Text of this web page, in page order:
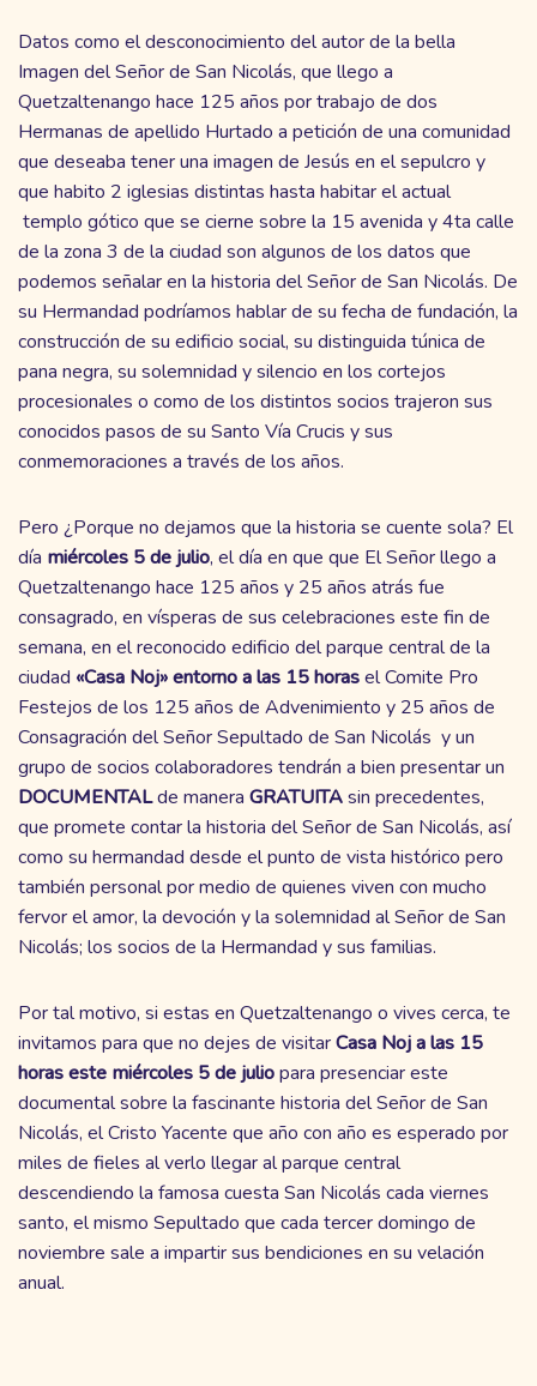
Datos como el desconocimiento del autor de la bella
Imagen del Señor de San Nicolás, que llego a
Quetzaltenango hace 125 años por trabajo de dos
Hermanas de apellido Hurtado a petición de una comunidad
que deseaba tener una imagen de Jesús en el sepulcro y
que habito 2 iglesias distintas hasta habitar el actual
templo gótico que se cierne sobre la 15 avenida y 4ta calle
de la zona 3 de la ciudad son algunos de los datos que
podemos señalar en la historia del Señor de San Nicolás. De
su Hermandad podríamos hablar de su fecha de fundación, la
construcción de su edificio social, su distinguida túnica de
pana negra, su solemnidad y silencio en los cortejos
procesionales o como de los distintos socios trajeron sus
conocidos pasos de su Santo Vía Crucis y sus
conmemoraciones a través de los años.
Pero ¿Porque no dejamos que la historia se cuente sola? El
día miércoles 5 de julio, el día en que que El Señor llego a
Quetzaltenango hace 125 años y 25 años atrás fue
consagrado, en vísperas de sus celebraciones este fin de
semana, en el reconocido edificio del parque central de la
ciudad «Casa Noj» entorno a las 15 horasel Comite Pro
Festejos de los 125 años de Advenimiento y 25 años de
Consagración del Señor Sepultado de San Nicolás y un
grupo de socios colaboradores tendrán a bien presentar un
DOCUMENTALde manera GRATUITAsin precedentes,
que promete contar la historia del Señor de San Nicolás, así
como su hermandad desde el punto de vista histórico pero
también personal por medio de quienes viven con mucho
fervor el amor, la devoción y la solemnidad al Señor de San
Nicolás; los socios de la Hermandad y sus familias.
Por tal motivo, si estas en Quetzaltenango o vives cerca, te
invitamos para que no dejes de visitarCasa Noj a las 15
horas este miércoles 5 de juliopara presenciar este
documental sobre la fascinante historia del Señor de San
Nicolás, el Cristo Yacente que año con año es esperado por
miles de fieles al verlo llegar al parque central
descendiendo la famosa cuesta San Nicolás cada viernes
santo, el mismo Sepultado que cada tercer domingo de
noviembre sale a impartir sus bendiciones en su velación
anual.